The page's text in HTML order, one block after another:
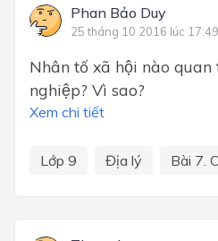
Phan Bảo Duy
25 tháng 10 2016 lúc 17:49
Nhân tố xã hội nào
nghiệp? Vì sao?
Xem chi tiết
Lớp 9 Địa lý Bài 7.